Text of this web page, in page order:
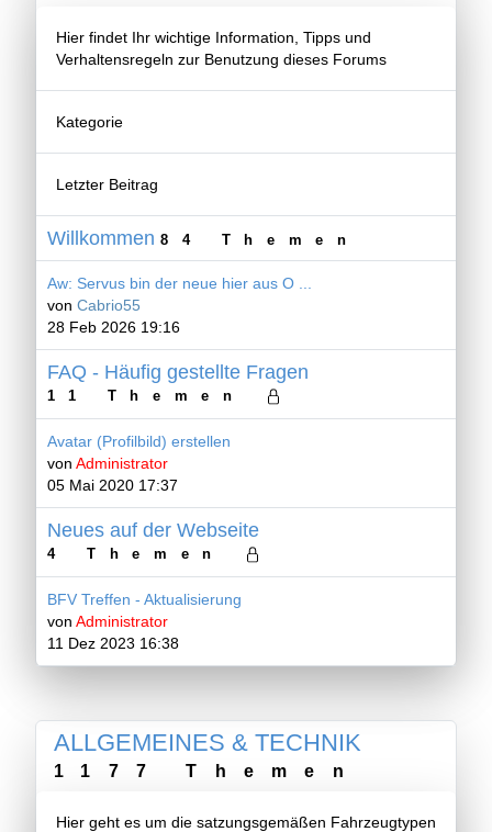
Hier findet Ihr wichtige Information, Tipps und
Verhaltensregeln zur Benutzung dieses Forums
Kategorie
Letzter Beitrag
Willkommen 84 Themen
Aw: Servus bin der neue hier aus O ...
von Cabrio55
28 Feb 2026 19:16
FAQ - Häufig gestellte Fragen
11 Themen
Avatar (Profilbild) erstellen
von Administrator
05 Mai 2020 17:37
Neues auf der Webseite
4 Themen
BFV Treffen - Aktualisierung
von Administrator
11 Dez 2023 16:38
ALLGEMEINES & TECHNIK
1177 Themen
Hier geht es um die satzungsgemäßen Fahrzeugtypen